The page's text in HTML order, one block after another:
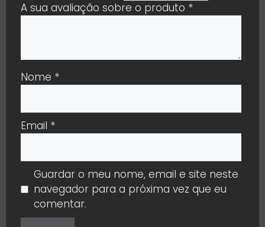
A sua avaliação sobre o produto *
Nome *
Email *
Guardar o meu nome, email e site neste
navegador para a próxima vez que eu
comentar.